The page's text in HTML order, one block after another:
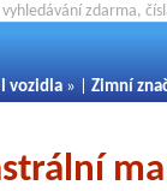
zdarma,
vozidla » | Zimní